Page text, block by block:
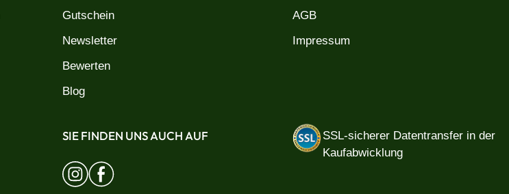
Gutschein
Newsletter
Bewerten
Blog
AGB
Impressum
SIE FINDEN UNS AUCH AUF
SSL-sicherer Datentransfer in der
Kaufabwicklung